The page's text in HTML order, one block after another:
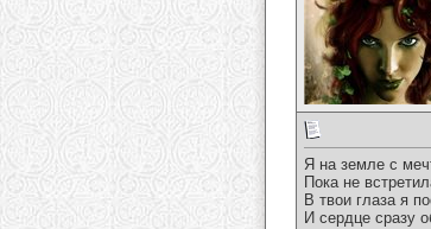
Я на земле с
Пока не
В твои глаза я
И сердце сразу